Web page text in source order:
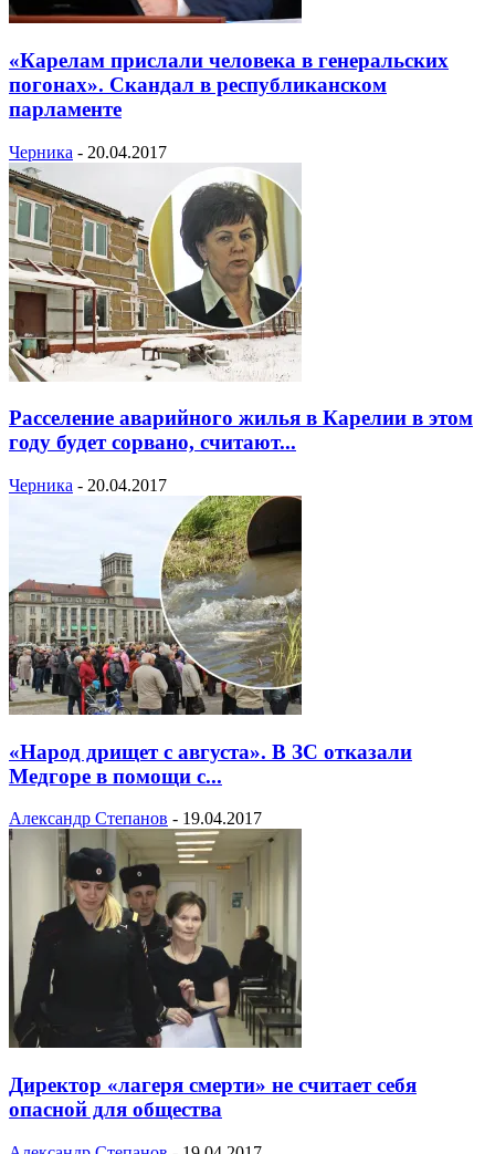
«Карелам прислали человека в генеральских
погонах». Скандал в республиканском
парламенте
Черника - 20.04.2017
Расселение аварийного жилья в Карелии в этом
году будет сорвано, считают...
Черника - 20.04.2017
«Народ дрищет с августа». В ЗС отказали
Медгоре в помощи с...
Александр Степанов - 19.04.2017
Директор «лагеря смерти» не считает себя
опасной для общества